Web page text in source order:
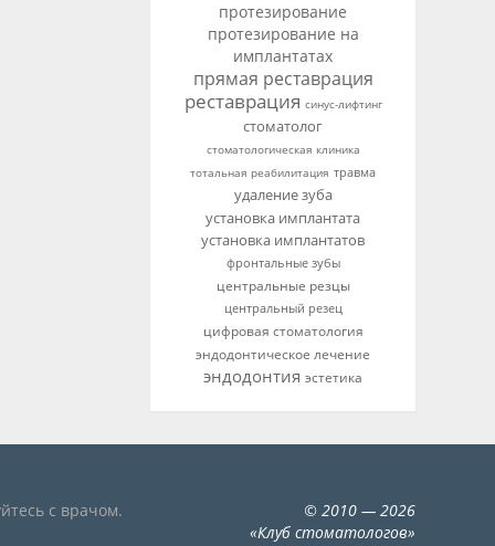
протезирование
протезирование на
имплантатах
прямая реставрация
реставрация синус-лифтинг
стоматолог
стоматологическая клиника
тотальная реабилитация травма
удаление зуба
установка имплантата
установка имплантатов
фронтальные зубы
центральные резцы
центральный резец
цифровая стоматология
эндодонтическое лечение
эндодонтия эстетика
с врачом. © 2010 — 2026
«Клуб стоматологов»